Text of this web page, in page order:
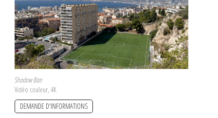
Shadow Ban
Vidéo couleur, 4K
DEMANDE D'INFORMATIONS